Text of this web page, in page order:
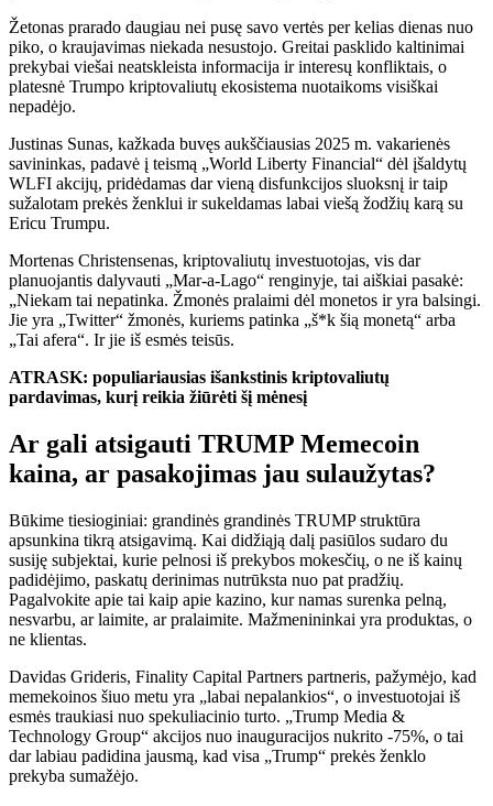
Žetonas prarado daugiau nei pusę savo vertės per kelias dienas nuo
piko, o kraujavimas niekada nesustojo. Greitai pasklido kaltinimai
prekybai viešai neatskleista informacija ir interesų konfliktais, o
platesnė Trumpo kriptovaliutų ekosistema nuotaikoms visiškai
nepadėjo.
Justinas Sunas, kažkada buvęs aukščiausias 2025 m. vakarienės
savininkas, padavė į teismą „World Liberty Financial“ dėl įšaldytų
WLFI akcijų, pridėdamas dar vieną disfunkcijos sluoksnį ir taip
sužalotam prekės ženklui ir sukeldamas labai viešą žodžių karą su
Ericu Trumpu.
Mortenas Christensenas, kriptovaliutų investuotojas, vis dar
planuojantis dalyvauti „Mar-a-Lago“ renginyje, tai aiškiai pasakė:
„Niekam tai nepatinka. Žmonės pralaimi dėl monetos ir yra balsingi.
Jie yra „Twitter“ žmonės, kuriems patinka „š*k šią monetą“ arba
„Tai afera“. Ir jie iš esmės teisūs.
ATRASK: populiariausias išankstinis kriptovaliutų
pardavimas, kurį reikia žiūrėti šį mėnesį
Ar gali atsigauti TRUMP Memecoin
kaina, ar pasakojimas jau sulaužytas?
Būkime tiesioginiai: grandinės grandinės TRUMP struktūra
apsunkina tikrą atsigavimą. Kai didžiąją dalį pasiūlos sudaro du
susiję subjektai, kurie pelnosi iš prekybos mokesčių, o ne iš kainų
padidėjimo, paskatų derinimas nutrūksta nuo pat pradžių.
Pagalvokite apie tai kaip apie kazino, kur namas surenka pelną,
nesvarbu, ar laimite, ar pralaimite. Mažmenininkai yra produktas, o
ne klientas.
Davidas Grideris, Finality Capital Partners partneris, pažymėjo, kad
memekoinos šiuo metu yra „labai nepalankios“, o investuotojai iš
esmės traukiasi nuo spekuliacinio turto. „Trump Media &
Technology Group“ akcijos nuo inauguracijos nukrito -75%, o tai
dar labiau padidina jausmą, kad visa „Trump“ prekės ženklo
prekyba sumažėjo.